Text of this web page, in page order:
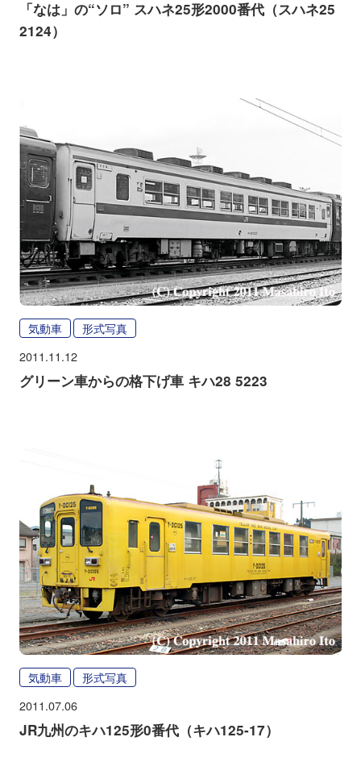
「なは」の“ソロ” スハネ25形2000番代（スハネ25
2124）
気動車 形式写真
2011.11.12
グリーン車からの格下げ車 キハ28 5223
気動車 形式写真
2011.07.06
JR九州のキハ125形0番代（キハ125-17）